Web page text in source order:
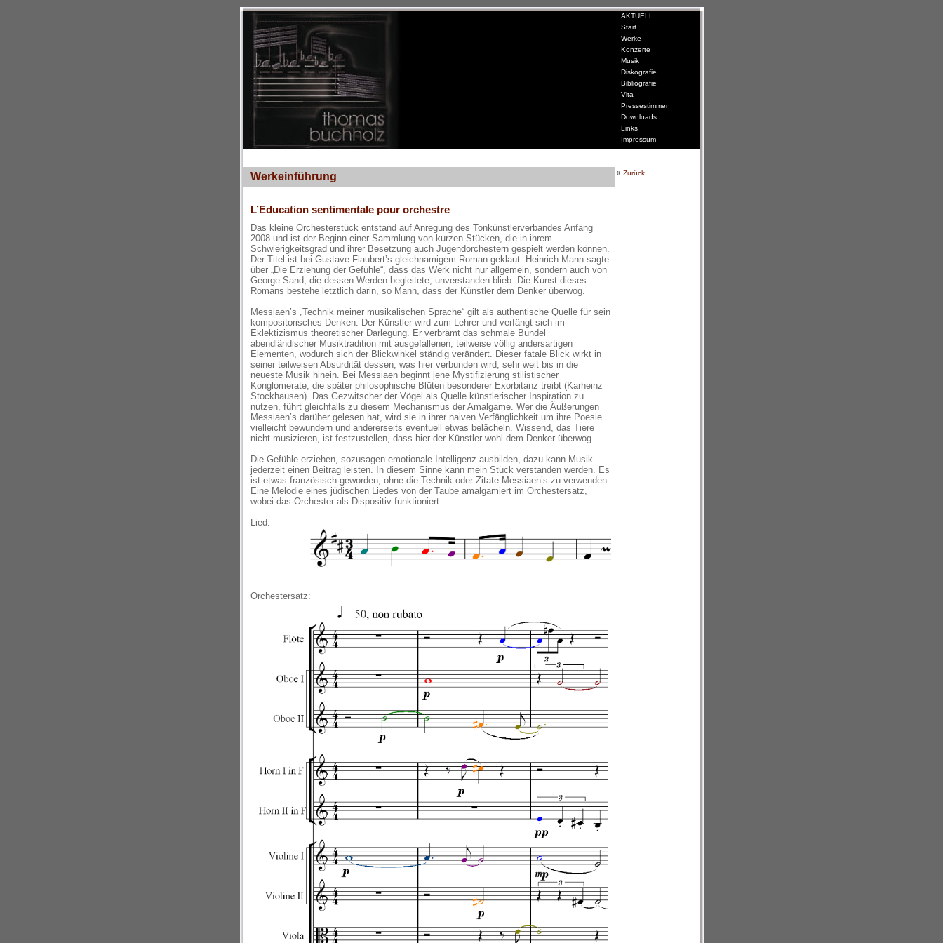
AKTUELL
Start
Werke
Konzerte
Musik
Diskografie
Bibliografie
Vita
Pressestimmen
Downloads
Links
Impressum
Werkeinführung
L’Education sentimentale pour orchestre
Das kleine Orchesterstück entstand auf Anregung des Tonkünstlerverbandes Anfang
2008 und ist der Beginn einer Sammlung von kurzen Stücken, die in ihrem
Schwierigkeitsgrad und ihrer Besetzung auch Jugendorchestern gespielt werden können.
Der Titel ist bei Gustave Flaubert’s gleichnamigem Roman geklaut. Heinrich Mann sagte
über „Die Erziehung der Gefühle“, dass das Werk nicht nur allgemein, sondern auch von
George Sand, die dessen Werden begleitete, unverstanden blieb. Die Kunst dieses
Romans bestehe letztlich darin, so Mann, dass der Künstler dem Denker überwog.
Messiaen’s „Technik meiner musikalischen Sprache“ gilt als authentische Quelle für sein
kompositorisches Denken. Der Künstler wird zum Lehrer und verfängt sich im
Eklektizismus theoretischer Darlegung. Er verbrämt das schmale Bündel
abendländischer Musiktradition mit ausgefallenen, teilweise völlig andersartigen
Elementen, wodurch sich der Blickwinkel ständig verändert. Dieser fatale Blick wirkt in
seiner teilweisen Absurdität dessen, was hier verbunden wird, sehr weit bis in die
neueste Musik hinein. Bei Messiaen beginnt jene Mystifizierung stilistischer
Konglomerate, die später philosophische Blüten besonderer Exorbitanz treibt (Karheinz
Stockhausen). Das Gezwitscher der Vögel als Quelle künstlerischer Inspiration zu
nutzen, führt gleichfalls zu diesem Mechanismus der Amalgame. Wer die Äußerungen
Messiaen’s darüber gelesen hat, wird sie in ihrer naiven Verfänglichkeit um ihre Poesie
vielleicht bewundern und andererseits eventuell etwas belächeln. Wissend, das Tiere
nicht musizieren, ist festzustellen, dass hier der Künstler wohl dem Denker überwog.
Die Gefühle erziehen, sozusagen emotionale Intelligenz ausbilden, dazu kann Musik
jederzeit einen Beitrag leisten. In diesem Sinne kann mein Stück verstanden werden. Es
ist etwas französisch geworden, ohne die Technik oder Zitate Messiaen’s zu verwenden.
Eine Melodie eines jüdischen Liedes von der Taube amalgamiert im Orchestersatz,
wobei das Orchester als Dispositiv funktioniert.
Lied:
Orchestersatz:
« Zurück